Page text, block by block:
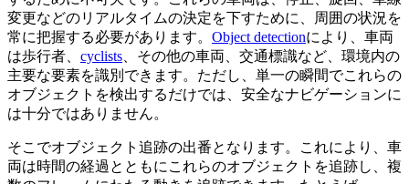
変更などのリアルタイムの決定を下すために、周囲の状況を
常に把握する必要があります。 Object detectionにより、車両
は歩行者、 cyclists 、その他の車両、交通標識など、環境内の
主要な要素を識別できます。ただし、単一の瞬間でこれらの
オブジェクトを検出するだけでは、安全なナビゲーションに
は十分ではありません。
そこでオブジェクト追跡の出番となります。これにより、車
両は時間の経過とともにこれらのオブジェクトを追跡し、複